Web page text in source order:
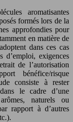
aromatisantes
formés lors de la
approfondies pour
en matière de
dans ces cas
d’emploi, exigences
de l’autorisation
bénéfice/risque
consiste à rester
le cadre d’une
naturels ou
rapport à d’autres